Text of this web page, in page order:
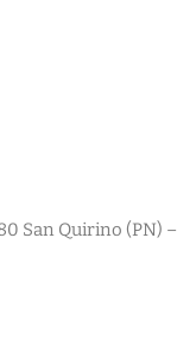
San Quirino (PN) –